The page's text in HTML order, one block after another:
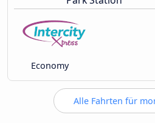
Economy
Alle Fahrten für